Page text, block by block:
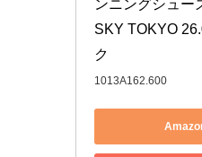
ンニングシュー
SKY TOKYO
ク
1013A162.600